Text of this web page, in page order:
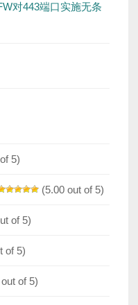
对443端口实施无条
5)
(5.00 out of 5)
of 5)
of 5)
of 5)